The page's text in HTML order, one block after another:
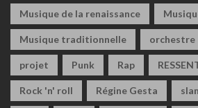
Musique de la renaissance
Musique traditionnelle orchestre
projet Punk Rap
Rock 'n' roll Régine Gesta